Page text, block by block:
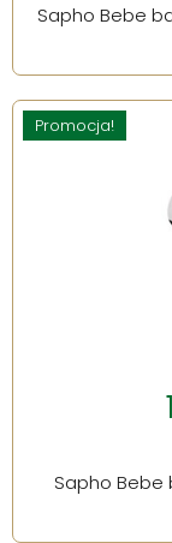
Sapho Bebe
Promocja!
Sapho